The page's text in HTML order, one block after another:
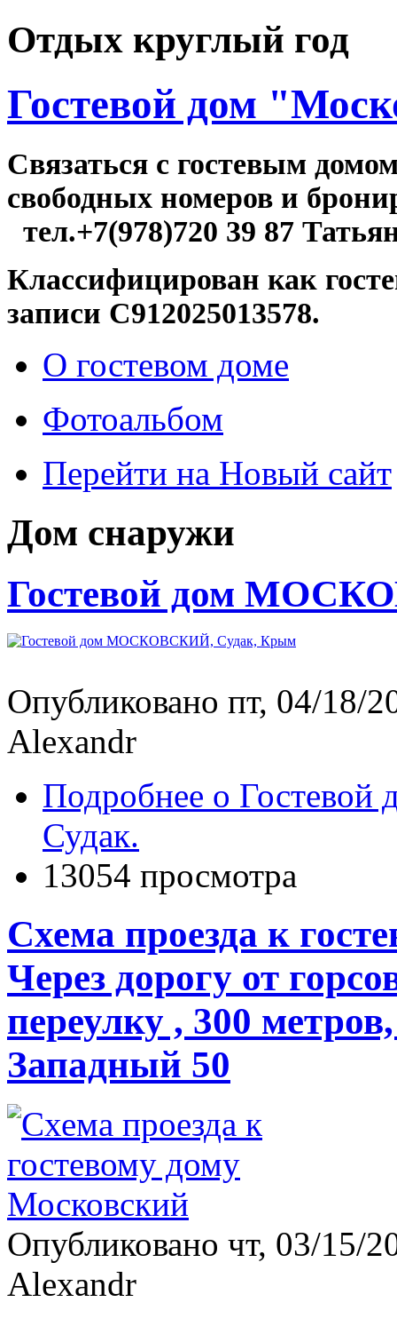
Отдых круглый год
Гостевой дом
Связаться c гостевым
свободных
тел.+7(978)720 39 87
Классифицирован как
записи С912025013578.
О гостевом доме
Фотоальбом
Перейти на Новый сайт
Дом снаружи
Гостевой дом
Опубликовано пт, 04/18/
Alexandr
Подробнее о
Судак.
13054 просмотра
Схема проезда к
Через дорогу от
переулку , 300
Западный 50
Опубликовано чт, 03/15/
Alexandr